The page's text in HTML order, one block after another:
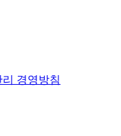
경영방침